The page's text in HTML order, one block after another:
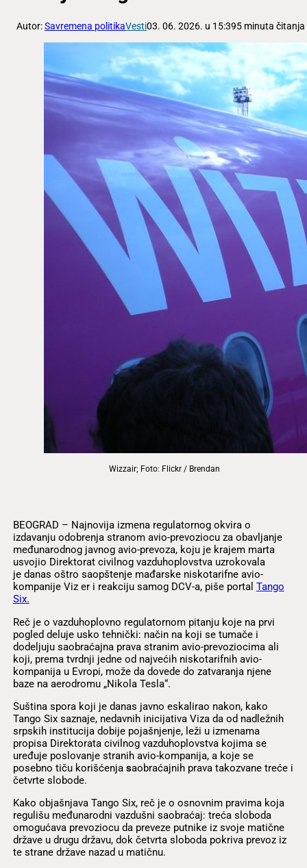
Autor:Savremena politikaVesti03. 06. 2026. u 15:395 minuta čitanja
Wizzair; Foto: Flickr / Brendan
BEOGRAD – Najnovija izmena regulatornog okvira o
izdavanju odobrenja stranom avio-prevoziocu za obavljanje
međunarodnog javnog avio-prevoza, koju je krajem marta
usvojio Direktorat civilnog vazduhoplovstva uzrokovala
je danas oštro saopštenje mađarske niskotarifne avio-
kompanije Viz er i reakciju samog DCV-a, piše portal Tango
Six.
Reč je o vazduhoplovno regulatornom pitanju koje na prvi
pogled deluje usko tehnički: način na koji se tumače i
dodeljuju saobraćajna prava stranim avio-prevoziocima ali
koji, prema tvrdnji jedne od najvećih niskotarifnih avio-
kompanija u Evropi, može da dovede do zatvaranja njene
baze na aerodromu „Nikola Tesla“.
Suština spora koji je danas javno eskalirao nakon, kako
Tango Six saznaje, nedavnih inicijativa Viza da od nadležnih
srpskih institucija dobije pojašnjenje, leži u izmenama
propisa Direktorata civilnog vazduhoplovstva kojima se
uređuje poslovanje stranih avio-kompanija, a koje se
posebno tiču korišćenja saobraćajnih prava takozvane treće i
četvrte slobode.
Kako objašnjava Tango Six, reč je o osnovnim pravima koja
regulišu međunarodni vazdušni saobraćaj: treća sloboda
omogućava prevoziocu da preveze putnike iz svoje matične
države u drugu državu, dok četvrta sloboda pokriva prevoz iz
te strane države nazad u matičnu.